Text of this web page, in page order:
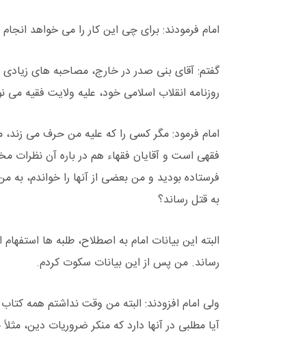
امام فرمودند: برای چی این کار را می خواهد
گفتم: آقای بنی صدر در خارج، مصاحبه های
روزنامه انقلاب اسلامی خود، علیه ولایت فقیه می
امام فرمود: مگر کسی را که علیه من حرف می
فقهی است و آقایان فقهاء هم در باره آن نظرات
فرستاده بودید و من بعضی از آنها را
به قتل رساند؟
البته این بیانات امام به اصطلاح، طلبه ها
رساند. من پس از این بیانات سکوت کردم.
ولی امام افزودند: البته من وقت نداشتم همه
آیا مطلبی در آنها دارد که منکر ضروریات دین،